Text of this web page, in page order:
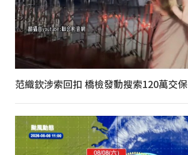
范織欽涉索回扣 橋檢發動搜索120萬交保